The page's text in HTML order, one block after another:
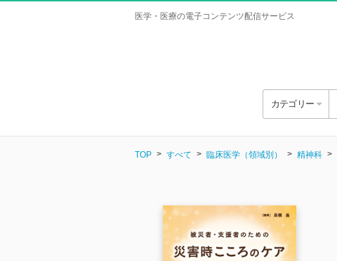
医学・医療の電子コンテンツ配信サービス
カテゴリー
TOP すべて 臨床医学（領域別） 精神科